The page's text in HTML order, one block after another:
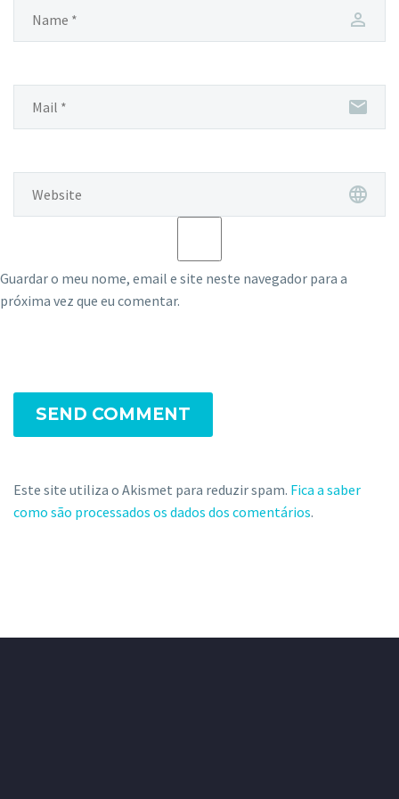
Guardar o meu nome, email e site neste navegador para a
próxima vez que eu comentar.
SEND COMMENT
Este site utiliza o Akismet para reduzir spam. Fica a saber
como são processados os dados dos comentários.